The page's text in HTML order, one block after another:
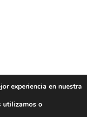
experiencia en nuestra
utilizamos o